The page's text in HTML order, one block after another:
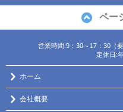
ペー
営業時間:9：30～17：30（
定休日:
ホーム
会社概要